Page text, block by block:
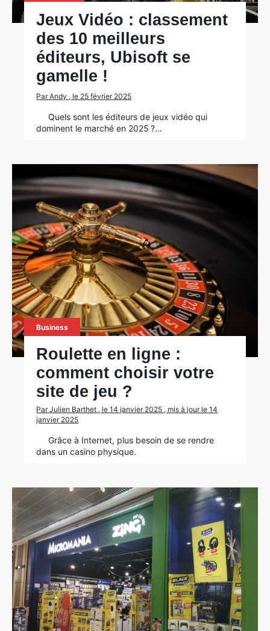
Jeux Vidéo : classement
des 10 meilleurs
éditeurs, Ubisoft se
gamelle !
Par Andy , le 25 février 2025
Quels sont les éditeurs de jeux vidéo qui
dominent le marché en 2025 ?…
Business
Roulette en ligne :
comment choisir votre
site de jeu ?
Par Julien Barthet , le 14 janvier 2025 , mis à jour le 14
janvier 2025
Grâce à Internet, plus besoin de se rendre
dans un casino physique.